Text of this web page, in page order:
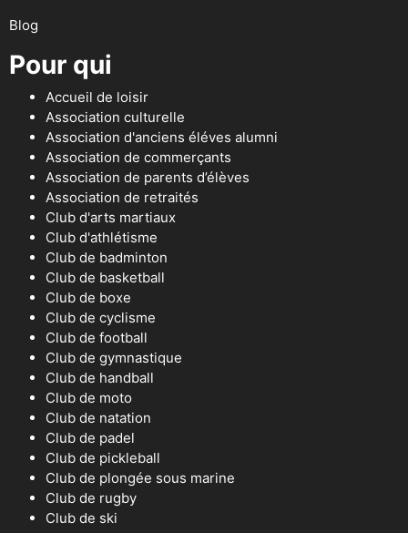
Blog
Pour qui
Accueil de loisir
Association culturelle
Association d'anciens éléves alumni
Association de commerçants
Association de parents d’élèves
Association de retraités
Club d'arts martiaux
Club d'athlétisme
Club de badminton
Club de basketball
Club de boxe
Club de cyclisme
Club de football
Club de gymnastique
Club de handball
Club de moto
Club de natation
Club de padel
Club de pickleball
Club de plongée sous marine
Club de rugby
Club de ski